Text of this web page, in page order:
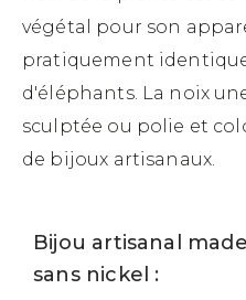
végétal pour son
pratiquement
d'éléphants. La noix
sculptée ou polie et
de bijoux artisanaux.
Bijou artisanal
sans nickel :